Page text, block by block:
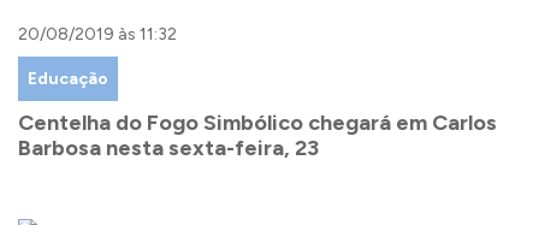
20/08/2019 às 11:32
Educação
Centelha do Fogo Simbólico chegará em Carlos
Barbosa nesta sexta-feira, 23